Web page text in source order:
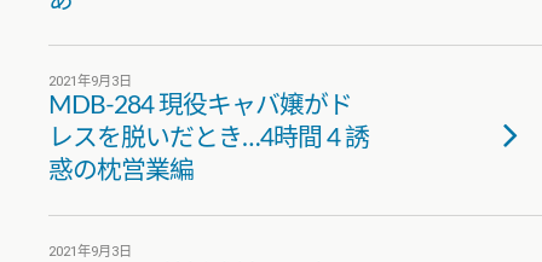
2021年9月3日
MDB-284 現役キャバ嬢がド
レスを脱いだとき…4時間 4 誘
惑の枕営業編
2021年9月3日